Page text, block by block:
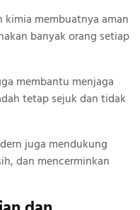
kimia membuatnya aman
banyak orang setiap
membantu menjaga
tetap sejuk dan tidak
juga mendukung
dan mencerminkan